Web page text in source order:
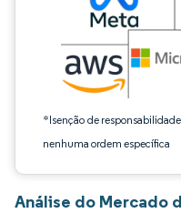
*Isenção de
nenhuma ordem específica
Análise do Mercado